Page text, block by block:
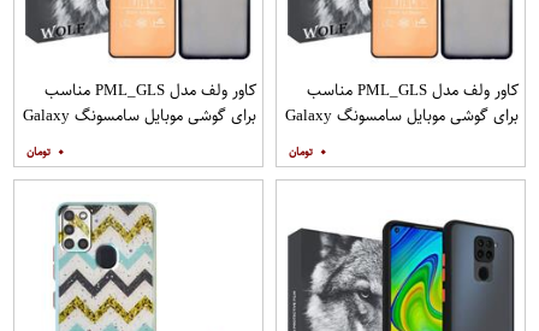
کاور ولف مدل PML_GLS مناسب
برای گوشی موبایل سامسونگ Galaxy
۰
کاور ولف مدل PML_GLS مناسب
برای گوشی موبایل سامسونگ Galaxy
مات
۰